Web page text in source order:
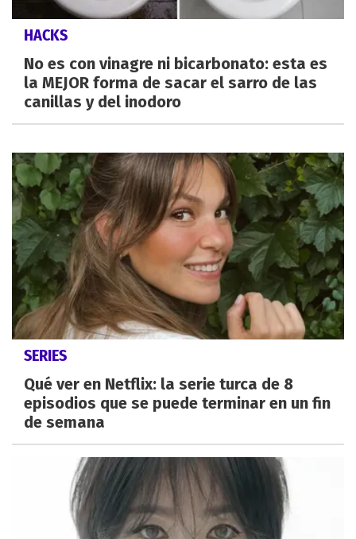
HACKS
No es con vinagre ni bicarbonato: esta es
la MEJOR forma de sacar el sarro de las
canillas y del inodoro
SERIES
Qué ver en Netflix: la serie turca de 8
episodios que se puede terminar en un fin
de semana